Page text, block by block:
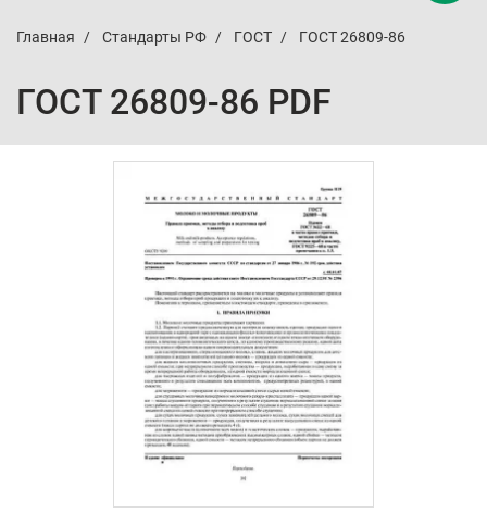
Главная Стандарты РФ ГОСТ ГОСТ 26809-86
ГОСТ 26809-86 PDF